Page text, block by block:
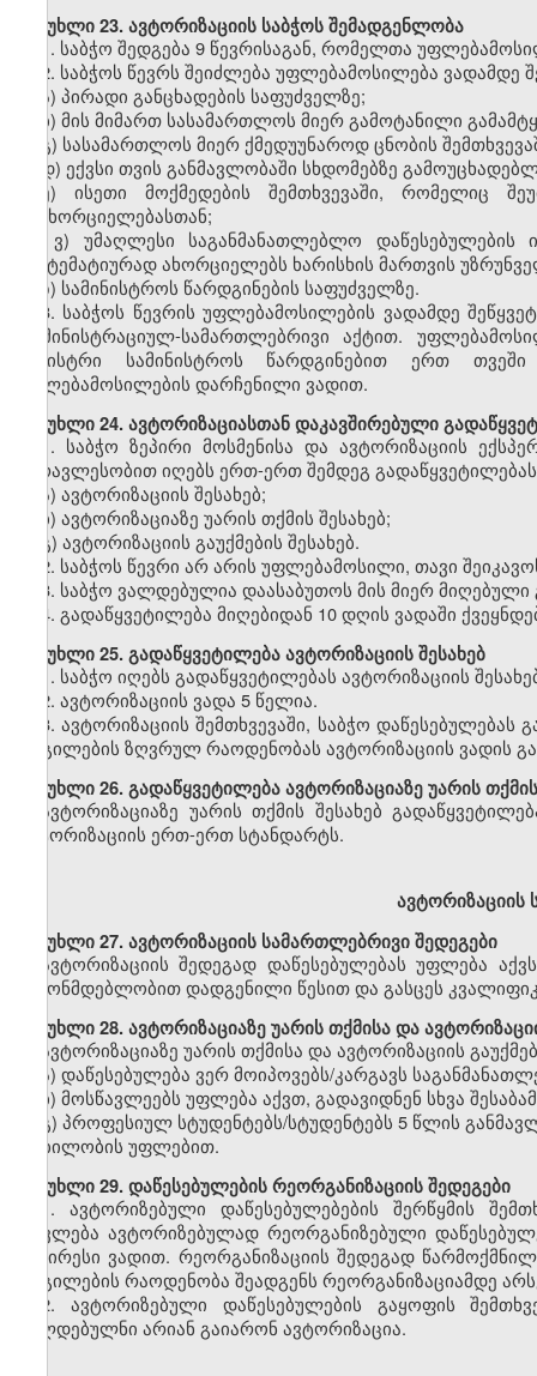
მუხლი23. ავტორიზაციის საბჭოს შემადგენლობა
1. საბჭო შედგება 9 წევრისაგან, რომელთა
2. საბჭოს წევრს შეიძლება უფლებამოსილება ვადამდე
ა) პირადი განცხადების საფუძველზე;
ბ) მის მიმართ სასამართლოს მიერ გამოტანილი
გ) სასამართლოს მიერ ქმედუუნაროდ ცნობის
დ) ექვსი თვის განმავლობაში სხდომებზე
ე) ისეთი მოქმედების შემთხვევაში, რომელიც
განხორციელებასთან;
ვ) უმაღლესი საგანმანათლებლო დაწესებულების
სისტემატიურად ახორციელებს ხარისხის მართვის
ზ) სამინისტროს წარდგინების საფუძველზე.
3. საბჭოს წევრის უფლებამოსილების ვადამდე
ადმინისტრაციულ-სამართლებრივი აქტით.
მინისტრი სამინისტროს წარდგინებით ერთ
უფლებამოსილების დარჩენილი ვადით.
მუხლი24. ავტორიზაციასთან დაკავშირებული
1. საბჭო ზეპირი მოსმენისა და ავტორიზაციის
უმრავლესობით იღებს ერთ-ერთ შემდეგ
ა) ავტორიზაციის შესახებ;
ბ) ავტორიზაციაზე უარის თქმის შესახებ;
გ) ავტორიზაციის გაუქმების შესახებ.
2. საბჭოს წევრი არ არის უფლებამოსილი, თავი
3. საბჭო ვალდებულია დაასაბუთოს მის მიერ მიღებული
4. გადაწყვეტილება მიღებიდან 10 დღის ვადაში
მუხლი25. გადაწყვეტილება ავტორიზაციის შესახებ
1. საბჭო იღებს გადაწყვეტილებას ავტორიზაციის
2. ავტორიზაციის ვადა 5 წელია.
3. ავტორიზაციის შემთხვევაში, საბჭო
ადგილების ზღვრულ რაოდენობას ავტორიზაციის ვადის
მუხლი26. გადაწყვეტილება ავტორიზაციაზე უარის
ავტორიზაციაზე უარის თქმის შესახებ
ავტორიზაციის ერთ-ერთ სტანდარტს.
ავტორიზაციის
მუხლი27. ავტორიზაციის სამართლებრივი შედეგები
ავტორიზაციის შედეგად დაწესებულებას უფლება
კანონმდებლობით დადგენილი წესით და გასცეს
მუხლი28. ავტორიზაციაზე უარის თქმისა და
ავტორიზაციაზე უარის თქმისა და ავტორიზაციის
ა) დაწესებულება ვერ მოიპოვებს/კარგავს
ბ) მოსწავლეებს უფლება აქვთ, გადავიდნენ სხვა
გ) პროფესიულ სტუდენტებს/სტუდენტებს 5 წლის
მობილობის უფლებით.
მუხლი29. დაწესებულების რეორგანიზაციის შედეგები
1. ავტორიზებული დაწესებულებების შერწყმის
ითვლება ავტორიზებულად რეორგანიზებული
უმცირესი ვადით. რეორგანიზაციის შედეგად
ადგილების რაოდენობა შეადგენს რეორგანიზაციამდე
2. ავტორიზებული დაწესებულების გაყოფის
ვალდებულნი არიან გაიარონ ავტორიზაცია.